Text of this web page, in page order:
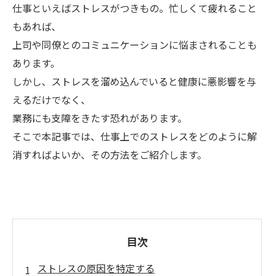
仕事といえばストレスがつきもの。忙しくて疲れること
もあれば、
上司や同僚とのコミュニケーションに悩まされることも
あります。
しかし、ストレスを溜め込んでいると健康に悪影響を与
えるだけでなく、
業務にも支障をきたす恐れがあります。
そこで本記事では、仕事上でのストレスをどのように解
消すればよいか、その方法をご紹介します。
目次
ストレスの原因を特定する